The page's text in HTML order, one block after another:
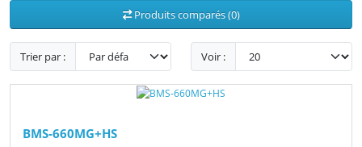
Produits comparés (0)
Trier par : Voir :
BMS-660MG+HS